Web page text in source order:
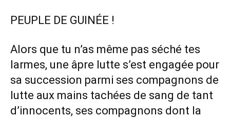
PEUPLE DE GUINÉE !
Alors que tu n’as même pas séché tes
larmes, une âpre lutte s’est engagée pour
sa succession parmi ses compagnons de
lutte aux mains tachées de sang de tant
d’innocents, ses compagnons dont la